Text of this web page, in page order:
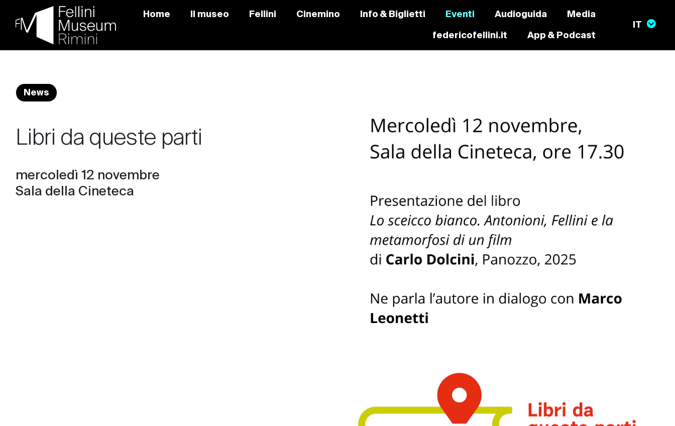
to
Home Il museo Fellini Cinemino Info & Biglietti Eventi Audioguida Media
federicofellini.it App & Podcast
News
Libri da queste parti
mercoledì 12 novembre
Sala della Cineteca